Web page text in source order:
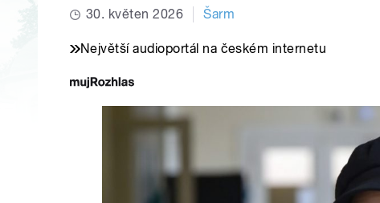
30. květen 2026 Šarm
Největší audioportál na českém internetu